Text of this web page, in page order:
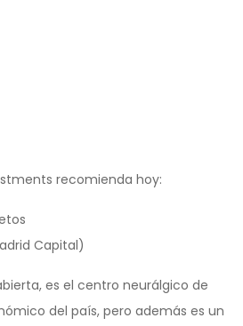
recomienda hoy:
Capital)
es el centro neurálgico de
del país, pero además es un